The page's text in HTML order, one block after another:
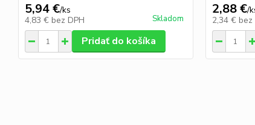
5,94 €/ks
4,83 € bez DPH Skladom
Pridať do košíka
2,88 €/
2,34 € bez